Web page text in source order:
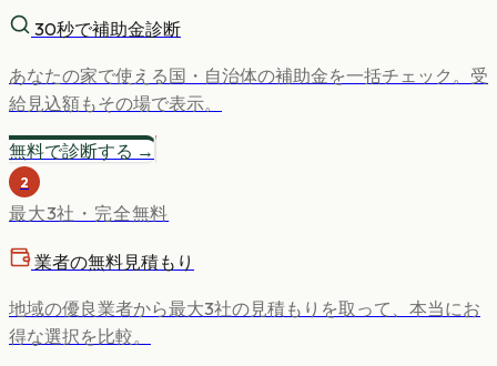
30秒で補助金診断
あなたの家で使える国・自治体の補助金を一括チェック。受
給見込額もその場で表示。
無料で診断する →
2
最大3社・完全無料
業者の無料見積もり
地域の優良業者から最大3社の見積もりを取って、本当にお
得な選択を比較。